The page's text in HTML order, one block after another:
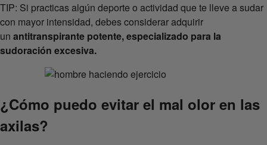
TIP: Si practicas algún deporte o actividad que te lleve a sudar
con mayor intensidad, debes considerar adquirir
un antitranspirante potente, especializado para la
sudoración excesiva.
¿Cómo puedo evitar el mal olor en las
axilas?